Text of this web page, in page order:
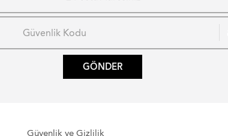
GÖNDER
Güvenlik ve Gizlilik